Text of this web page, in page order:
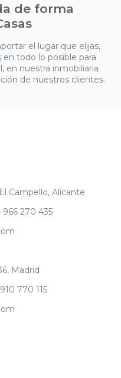
de forma
el lugar que elijas,
en todo lo posible para
en nuestra inmobiliaria
de nuestros clientes.
Campello, Alicante
966 270 435
Madrid
770 115